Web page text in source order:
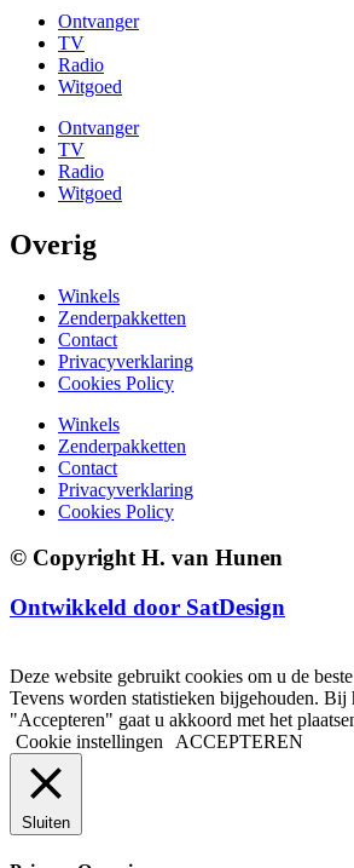
Ontvanger
TV
Radio
Witgoed
Ontvanger
TV
Radio
Witgoed
Overig
Winkels
Zenderpakketten
Contact
Privacyverklaring
Cookies Policy
Winkels
Zenderpakketten
Contact
Privacyverklaring
Cookies Policy
© Copyright H. van Hunen
Ontwikkeld door SatDesign
Deze website gebruikt cookies om u de
Tevens worden statistieken bijgehouden. Bij
"Accepteren" gaat u akkoord met het
Cookie instellingen
ACCEPTEREN
Sluiten